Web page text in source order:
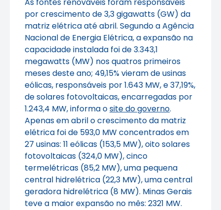
As fontes renováveis foram responsáveis
por crescimento de 3,3 gigawatts (GW) da
matriz elétrica até abril. Segundo a Agência
Nacional de Energia Elétrica, a expansão na
capacidade instalada foi de 3.343,1
megawatts (MW) nos quatros primeiros
meses deste ano; 49,15% vieram de usinas
eólicas, responsáveis por 1.643 MW, e 37,19%,
de solares fotovoltaicas, encarregadas por
1.243,4 MW, informa osite do governo.
Apenas em abril o crescimento da matriz
elétrica foi de 593,0 MW concentrados em
27 usinas: 11 eólicas (153,5 MW), oito solares
fotovoltaicas (324,0 MW), cinco
termelétricas (85,2 MW), uma pequena
central hidrelétrica (22,3 MW), uma central
geradora hidrelétrica (8 MW). Minas Gerais
teve a maior expansão no mês: 2321 MW.